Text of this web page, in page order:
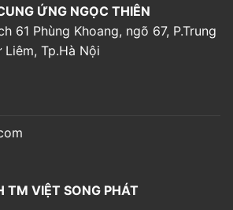
ỨNG NGỌC THIÊN
61 Phùng Khoang, ngõ 67, P.Trung
Liêm, Tp.Hà Nội
TM VIỆT SONG PHÁT